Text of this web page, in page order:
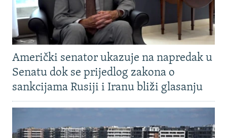
Američki senator ukazuje na napredak u
Senatu dok se prijedlog zakona o
sankcijama Rusiji i Iranu bliži glasanju